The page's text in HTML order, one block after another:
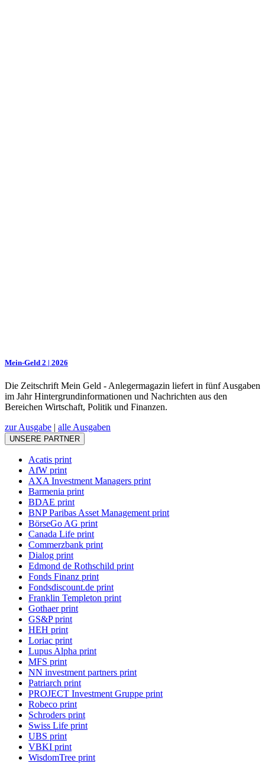
Mein-Geld 2 | 2026
Die Zeitschrift Mein Geld - Anlegermagazin liefert in fünf Ausgaben
im Jahr Hintergrundinformationen und Nachrichten aus den
Bereichen Wirtschaft, Politik und Finanzen.
zur Ausgabe | alle Ausgaben
UNSERE PARTNER
Acatis print
AfW print
AXA Investment Managers print
Barmenia print
BDAE print
BNP Paribas Asset Management print
BörseGo AG print
Canada Life print
Commerzbank print
Dialog print
Edmond de Rothschild print
Fonds Finanz print
Fondsdiscount.de print
Franklin Templeton print
Gothaer print
GS&P print
HEH print
Loriac print
Lupus Alpha print
MFS print
NN investment partners print
Patriarch print
PROJECT Investment Gruppe print
Robeco print
Schroders print
Swiss Life print
UBS print
VBKI print
WisdomTree print